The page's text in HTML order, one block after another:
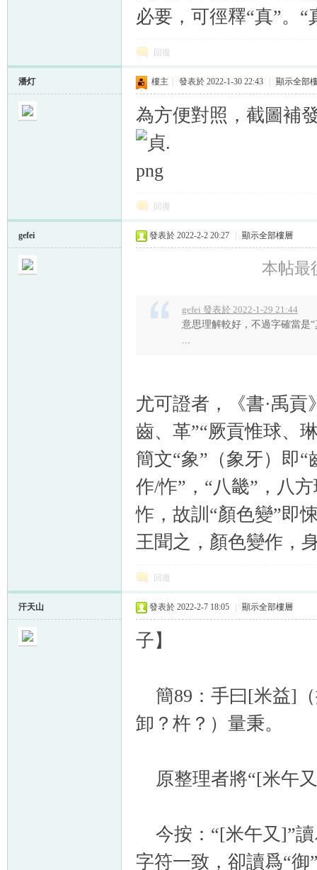
必要，可徑釋“真”。
回復
潘灯 樓主 發表於 2022-1-30 22:43 顯示全部
為方便對照，截圖補
回復
gefei 發表於 2022-2-2 20:27 顯示全部樓層
本帖最
gefei 發表於 2022-1-29 21:44
意思理解較好，不過字確當是“
...
尤可證者，《書·禹貢
齒、革”“厥貢惟球、
簡文“象”（象牙）即
作/怍”，“八畿”，八
怍，故訓“顏色變”即
王聞之，顏色變作，
回復
汗天山 發表於 2022-2-7 18:05 顯示全部樓層
子】
簡89：手曰[米益]
卸？杵？）量秉。
原整理者將“[米午又
今按：“[米午又]”讀
字符一致，卻讀爲“